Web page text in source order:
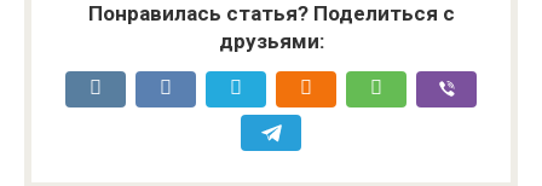
Понравилась статья? Поделиться с
друзьями: